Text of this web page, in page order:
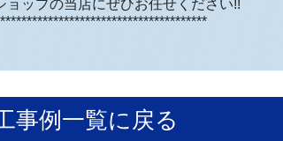
ョップの当店にぜひお任せください!!
事例一覧に戻る